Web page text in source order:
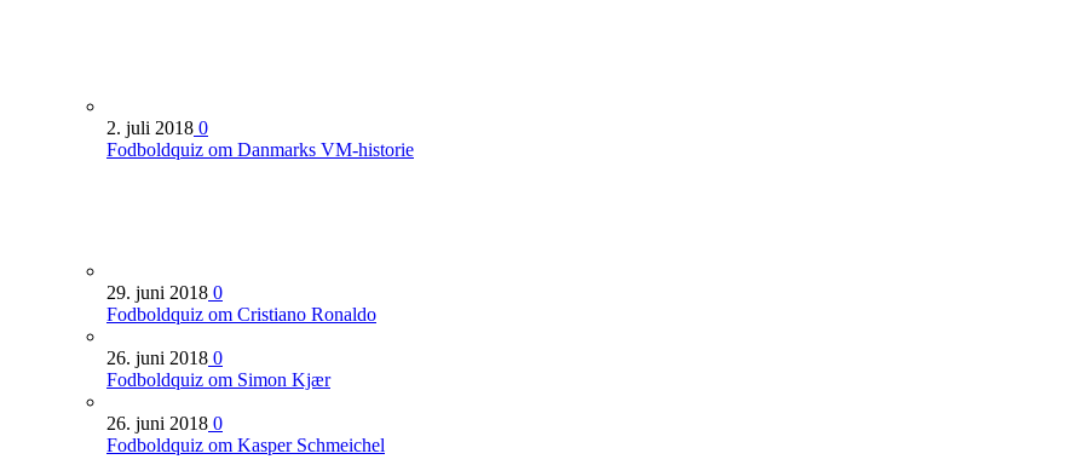
2. juli 2018 0
Fodboldquiz om Danmarks VM-historie
29. juni 2018 0
Fodboldquiz om Cristiano Ronaldo
26. juni 2018 0
Fodboldquiz om Simon Kjær
26. juni 2018 0
Fodboldquiz om Kasper Schmeichel